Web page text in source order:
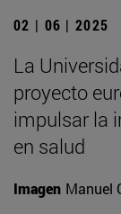
02 | 06 | 2025
La
proyecto
impulsar la
en salud
Imagen Manuel